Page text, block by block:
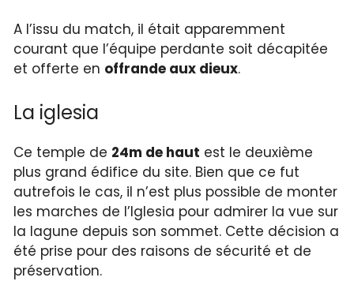
A l’issu du match, il était apparemment
courant que l’équipe perdante soit décapitée
et offerte en offrande aux dieux.
La iglesia
Ce temple de 24m de haut est le deuxième
plus grand édifice du site. Bien que ce fut
autrefois le cas, il n’est plus possible de monter
les marches de l’Iglesia pour admirer la vue sur
la lagune depuis son sommet. Cette décision a
été prise pour des raisons de sécurité et de
préservation.